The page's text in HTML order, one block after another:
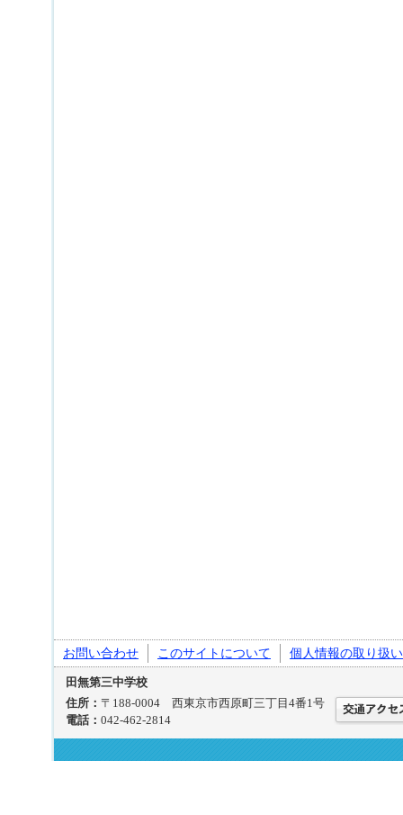
お問い合わせ このサイトについて 個人情報の取り扱い
田無第三中学校
住所： 〒188-0004 西東京市西原町三丁目4番1号
電話： 042-462-2814